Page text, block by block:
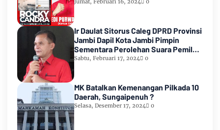
Ir Daulat Sitorus Caleg DPRD Provinsi
Jambi Dapil Kota Jambi Pimpin
Sementara Perolehan Suara Pemilu
2024
Sabtu, Februari 17, 2024 0
MK Batalkan Kemenangan Pilkada 10
Daerah, Sungaipenuh ?
Selasa, Desember 17, 2024 0